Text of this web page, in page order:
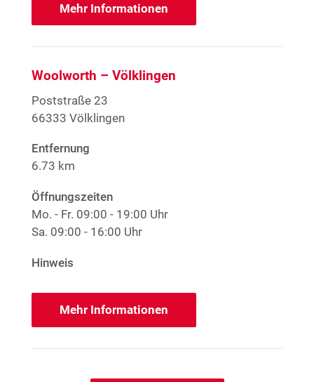
Mehr Informationen
Woolworth – Völklingen
Poststraße 23
66333 Völklingen
Entfernung
6.73 km
Öffnungszeiten
Mo. - Fr. 09:00 - 19:00 Uhr
Sa. 09:00 - 16:00 Uhr
Hinweis
Mehr Informationen